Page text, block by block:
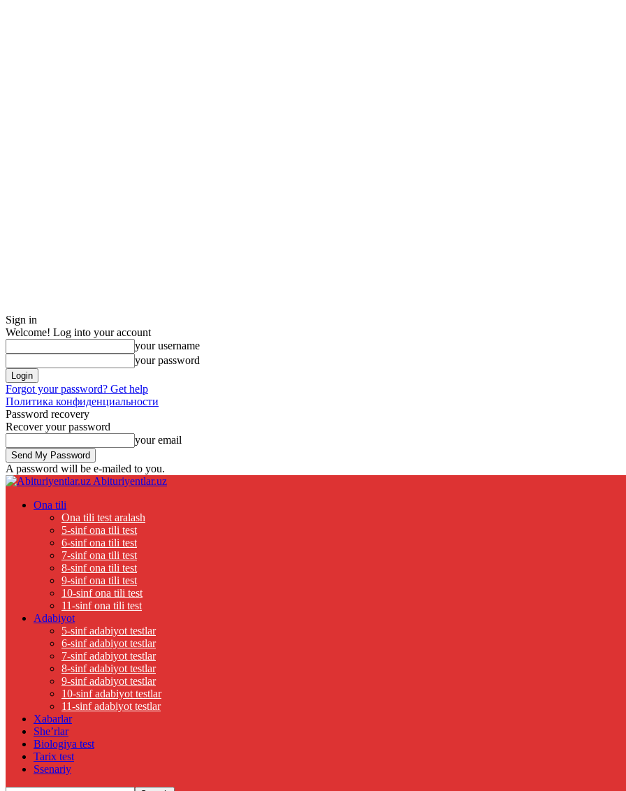
Sign in
Welcome! Log into your account
your username
your password
Forgot your password? Get help
Политика конфиденциальности
Password recovery
Recover your password
your email
A password will be e-mailed to you.
Abituriyentlar.uz
Ona tili
Ona tili test aralash
5-sinf ona tili test
6-sinf ona tili test
7-sinf ona tili test
8-sinf ona tili test
9-sinf ona tili test
10-sinf ona tili test
11-sinf ona tili test
Adabiyot
5-sinf adabiyot testlar
6-sinf adabiyot testlar
7-sinf adabiyot testlar
8-sinf adabiyot testlar
9-sinf adabiyot testlar
10-sinf adabiyot testlar
11-sinf adabiyot testlar
Xabarlar
She’rlar
Biologiya test
Tarix test
Ssenariy